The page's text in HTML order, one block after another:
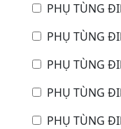
PHỤ TÙNG
PHỤ TÙNG
PHỤ TÙNG
PHỤ TÙNG
PHỤ TÙNG